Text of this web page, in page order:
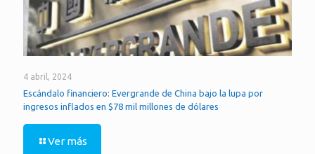
4 abril, 2024
Escándalo financiero: Evergrande de China bajo la lupa por
ingresos inflados en $78 mil millones de dólares
Ver más